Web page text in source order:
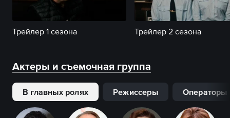
Трейлер 1 сезона Трейлер 2 сезона
Актеры и съемочная группа
В главных ролях Режиссеры Операторы